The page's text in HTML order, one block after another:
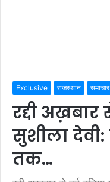
Exclusive राजस्थान समाचार
रद्दी
सुशीला
तक…